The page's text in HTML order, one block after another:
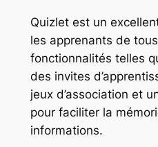
Quizlet est un
les apprenants de
fonctionnalités telles
des invites
jeux d’association et
pour faciliter la
informations.